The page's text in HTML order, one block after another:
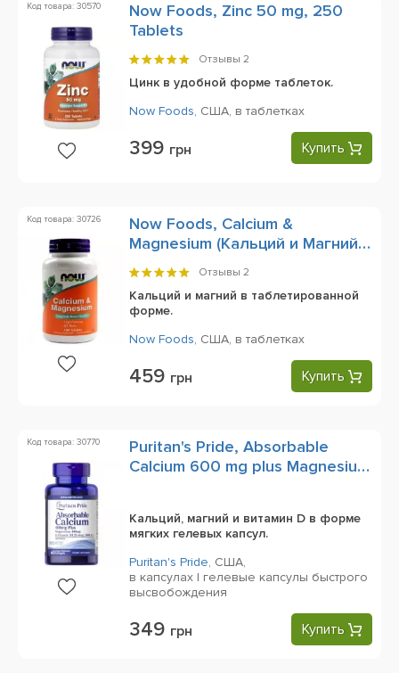
Код товара: 30570
Now Foods, Zinc 50 mg, 250
Tablets
Отзывы 2
Цинк в удобной форме таблеток.
Now Foods, США, в таблетках
399 грн Купить
Код товара: 30726
Now Foods, Calcium &
Magnesium (Кальций и Магний),
100 TabletsОтзывы 2
Кальций и магний в таблетированной
форме.
Now Foods, США, в таблетках
459 грн Купить
Код товара: 30770
Puritan's Pride, Absorbable
Calcium 600 mg plus Magnesium
Кальций, магний и витамин D в форме
мягких гелевых капсул.
Puritan's Pride, США,
в капсулах | гелевые капсулы быстрого
высвобождения
349 грн Купить